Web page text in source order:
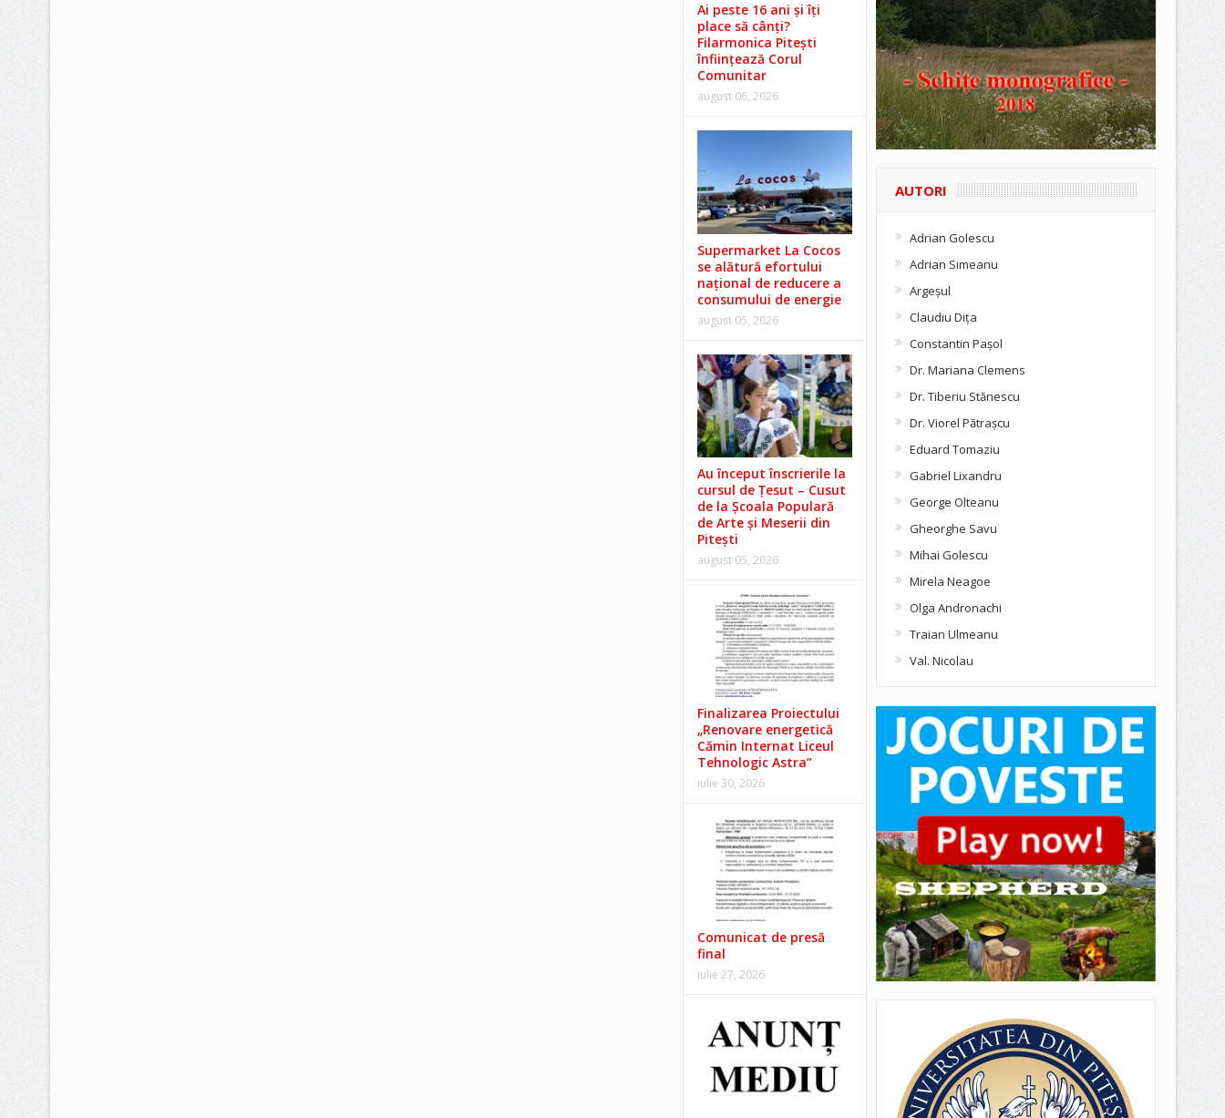
Ai peste 16 ani și îți
place să cânți?
Filarmonica Pitești
înființează Corul
Comunitar
august 06, 2026
Supermarket La Cocos
se alătură efortului
național de reducere a
consumului de energie
august 05, 2026
Au început înscrierile la
cursul de Țesut – Cusut
de la Școala Populară
de Arte și Meserii din
Pitești
august 05, 2026
Finalizarea Proiectului
„Renovare energetică
Cămin Internat Liceul
Tehnologic Astra”
iulie 30, 2026
Comunicat de presă
final
iulie 27, 2026
AUTORI
Adrian Golescu
Adrian Simeanu
Argeşul
Claudiu Diţa
Constantin Pașol
Dr. Mariana Clemens
Dr. Tiberiu Stănescu
Dr. Viorel Pătraşcu
Eduard Tomaziu
Gabriel Lixandru
George Olteanu
Gheorghe Savu
Mihai Golescu
Mirela Neagoe
Olga Andronachi
Traian Ulmeanu
Val. Nicolau